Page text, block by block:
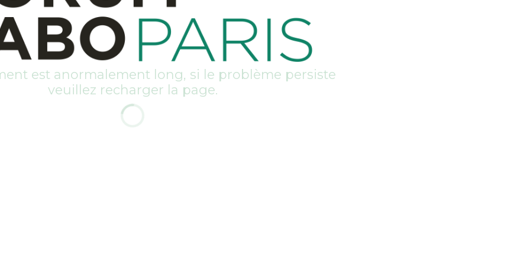
est anormalement long, si le problème persiste
veuillez recharger la page.